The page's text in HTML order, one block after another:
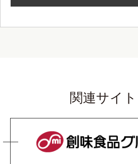
関連サイト